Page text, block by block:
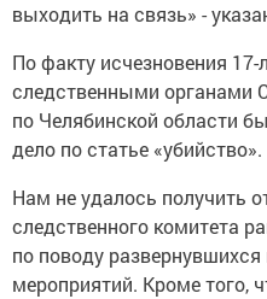
выходить на связь» -
По факту исчезновения 17-
следственными органами
по Челябинской области
дело по статье «убийство».
Нам не удалось получить
следственного комитета
по поводу
мероприятий. Кроме того,